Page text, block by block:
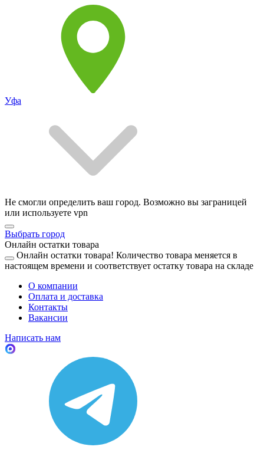
Уфа
Не смогли определить ваш город. Возможно вы заграницей
или используете vpn
Выбрать город
Онлайн остатки товара
Онлайн остатки товара! Количество товара меняется в
настоящем времени и соответствует остатку товара на складе
О компании
Оплата и доставка
Контакты
Вакансии
Написать нам